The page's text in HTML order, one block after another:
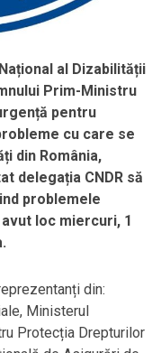
al Dizabilității
Prim-Ministru
pentru
cu care se
din România,
delegația CNDR să
problemele
loc miercuri, 1
din:
Ministerul
Protecția Drepturilor